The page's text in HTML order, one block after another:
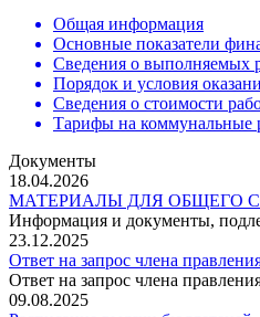
Общая информация
Основные показатели
Сведения о выполняемых
Порядок и условия
Сведения о стоимости
Тарифы на коммунальные
Документы
18.04.2026
МАТЕРИАЛЫ ДЛЯ ОБЩЕГО
Информация и документы,
23.12.2025
Ответ на запрос члена
Ответ на запрос члена
09.08.2025